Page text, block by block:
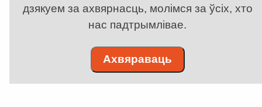
дзякуем за ахвярнасць, молімся за ўсіх, хто
нас падтрымлівае.
Ахвяраваць